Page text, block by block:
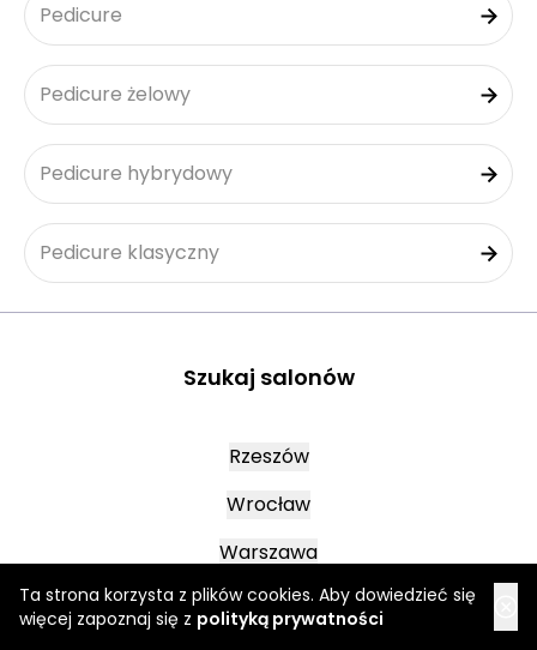
Ta strona korzysta z plików cookies. Aby dowiedzieć się
więcej zapoznaj się z polityką prywatności
Pedicure
Pedicure żelowy
Pedicure hybrydowy
Pedicure klasyczny
Szukaj salonów
Rzeszów
Wrocław
Warszawa